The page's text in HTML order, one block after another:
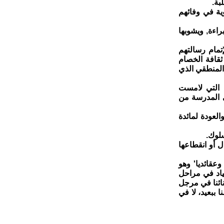
في وفائهم
ويشوبها
رسالتهم
الخصام
الذي
التي لامست
المدرسة من
لمائدة
أو انقطاعها
وهو
في مراحل
في مرجل
ببعيد، لا في